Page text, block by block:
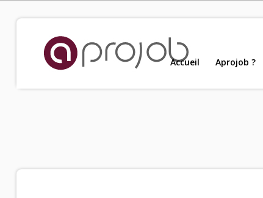
Accueil
Aprojob ?
Accueil Aprojob ?